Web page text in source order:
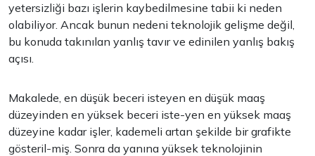
yetersizliği bazı işlerin kaybedilmesine tabii ki neden
olabiliyor. Ancak bunun nedeni teknolojik gelişme değil,
bu konuda takınılan yanlış tavır ve edinilen yanlış bakış
açısı.
Makalede, en düşük beceri isteyen en düşük maaş
düzeyinden en yüksek beceri iste-yen en yüksek maaş
düzeyine kadar işler, kademeli artan şekilde bir grafikte
gösteril-miş. Sonra da yanına yüksek teknolojinin